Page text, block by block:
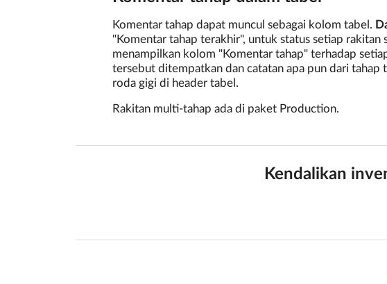
Komentar tahap dapat muncul sebagai kolom tabel.
"Komentar tahap terakhir", untuk status setiap rakitan
menampilkan kolom "Komentar tahap" terhadap
tersebut ditempatkan dan catatan apa pun dari tahap
roda gigi di header tabel.
Rakitan multi-tahap ada di paket Production.
Kendalikan